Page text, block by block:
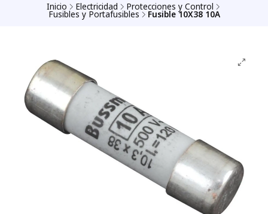
Inicio Electricidad Protecciones y Control
Fusibles y Portafusibles Fusible 10X38 10A